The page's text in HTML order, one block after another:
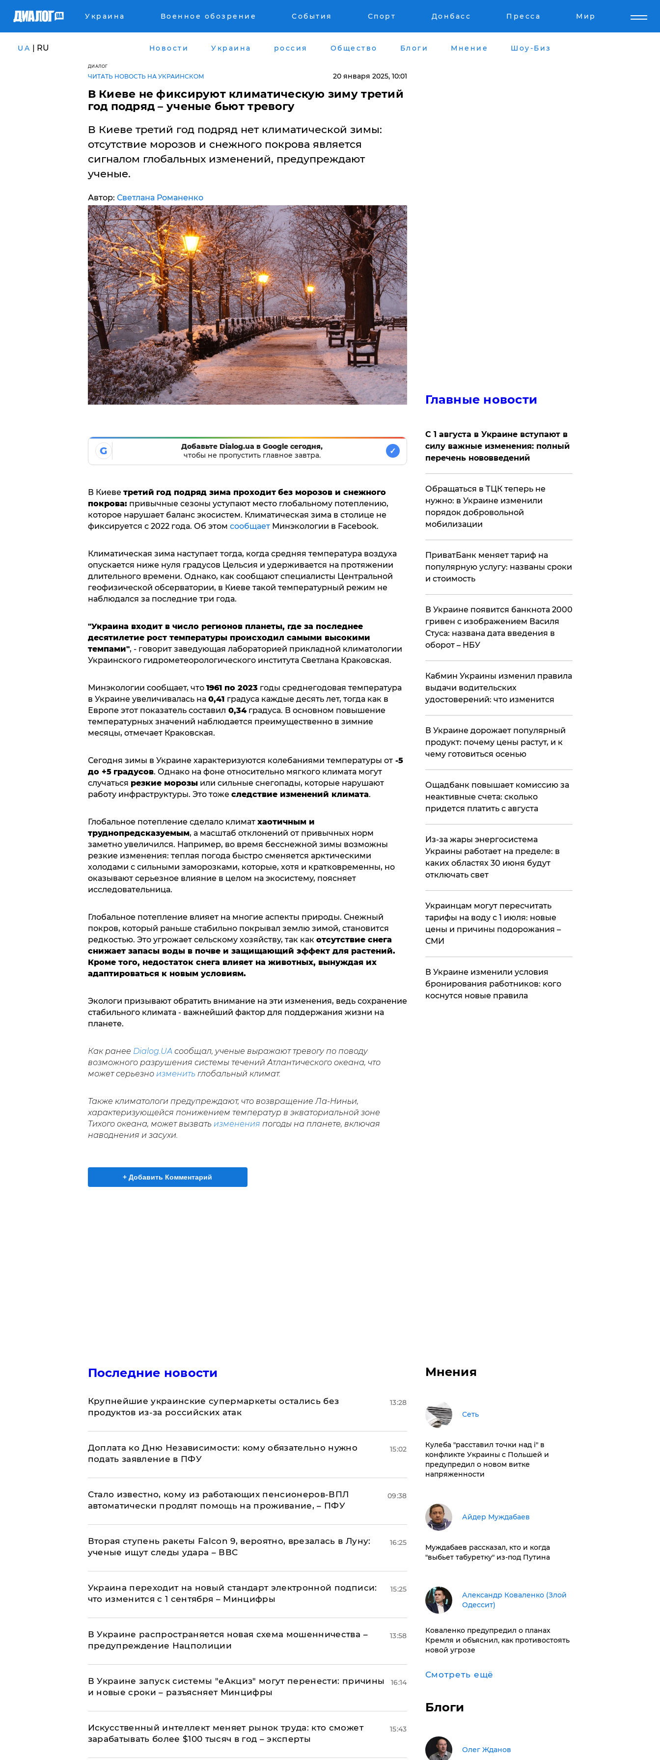
Украина Военное обозрение События Спорт Донбасс Пресса Мир
UA | RU Новости Украина россия Общество Блоги Мнение Шоу-Биз
ДИАЛОГ
ЧИТАТЬ НОВОСТЬ НА УКРАИНСКОМ 20 января 2025, 10:01
В Киеве не фиксируют климатическую зиму третий
год подряд – ученые бьют тревогу
В Киеве третий год подряд нет климатической зимы:
отсутствие морозов и снежного покрова является
сигналом глобальных изменений, предупреждают
ученые.
Автор: Светлана Романенко
G
Добавьте Dialog.ua в Google сегодня,
чтобы не пропустить главное завтра.
✓
В Киеве третий год подряд зима проходит без морозов и снежного
покрова: привычные сезоны уступают место глобальному потеплению,
которое нарушает баланс экосистем. Климатическая зима в столице не
фиксируется с 2022 года. Об этом сообщаетМинэкологии в Fаcebook.
Климатическая зима наступает тогда, когда средняя температура воздуха
опускается ниже нуля градусов Цельсия и удерживается на протяжении
длительного времени. Однако, как сообщают специалисты Центральной
геофизической обсерватории, в Киеве такой температурный режим не
наблюдался за последние три года.
"Украина входит в число регионов планеты, где за последнее
десятилетие рост температуры происходил самыми высокими
темпами", - говорит заведующая лабораторией прикладной климатологии
Украинского гидрометеорологического института Светлана Краковская.
Минэкологии сообщает, что 1961 по 2023годы среднегодовая температура
в Украине увеличивалась на 0,41 градуса каждые десять лет, тогда как в
Европе этот показатель составил 0,34градуса. В основном повышение
температурных значений наблюдается преимущественно в зимние
месяцы, отмечает Краковская.
Сегодня зимы в Украине характеризуются колебаниями температуры от-5
до +5 градусов. Однако на фоне относительно мягкого климата могут
случаться резкие морозыили сильные снегопады, которые нарушают
работу инфраструктуры. Это тоже следствие изменений климата.
Глобальное потепление сделало климат хаотичным и
труднопредсказуемым, а масштаб отклонений от привычных норм
заметно увеличился. Например, во время бесснежной зимы возможны
резкие изменения: теплая погода быстро сменяется арктическими
холодами с сильными заморозками, которые, хотя и кратковременны, но
оказывают серьезное влияние в целом на экосистему, поясняет
исследовательница.
Глобальное потепление влияет на многие аспекты природы. Снежный
покров, который раньше стабильно покрывал землю зимой, становится
редкостью. Это угрожает сельскому хозяйству, так как отсутствие снега
снижает запасы воды в почве и защищающий эффект для растений.
Кроме того, недостаток снега влияет на животных, вынуждая их
адаптироваться к новым условиям.
Экологи призывают обратить внимание на эти изменения, ведь сохранение
стабильного климата - важнейший фактор для поддержания жизни на
планете.
Как ранее Dialog.UAсообщал, ученые выражают тревогу по поводу
возможного разрушения системы течений Атлантического океана, что
может серьезно изменить глобальный климат.
Также климатологи предупреждают, что возвращение Ла-Ниньи,
характеризующейся понижением температур в экваториальной зоне
Тихого океана, может вызвать изменения погоды на планете, включая
наводнения и засухи.
+ Добавить Комментарий
Последние новости
Крупнейшие украинские супермаркеты остались без
продуктов из-за российских атак
13:28
Доплата ко Дню Независимости: кому обязательно нужно
подать заявление в ПФУ
15:02
Стало известно, кому из работающих пенсионеров-ВПЛ
автоматически продлят помощь на проживание, – ПФУ
09:38
Вторая ступень ракеты Falcon 9, вероятно, врезалась в Луну:
ученые ищут следы удара – ВВС
16:25
Украина переходит на новый стандарт электронной подписи:
что изменится с 1 сентября – Минцифры
15:25
В Украине распространяется новая схема мошенничества –
предупреждение Нацполиции
13:58
В Украине запуск системы "еАкциз" могут перенести: причины
и новые сроки – разъясняет Минцифры
16:14
Искусственный интеллект меняет рынок труда: кто сможет
зарабатывать более $100 тысяч в год – эксперты
15:43
Главные новости
С 1 августа в Украине вступают в
силу важные изменения: полный
перечень нововведений
Обращаться в ТЦК теперь не
нужно: в Украине изменили
порядок добровольной
мобилизации
ПриватБанк меняет тариф на
популярную услугу: названы сроки
и стоимость
В Украине появится банкнота 2000
гривен с изображением Василя
Стуса: названа дата введения в
оборот – НБУ
Кабмин Украины изменил правила
выдачи водительских
удостоверений: что изменится
В Украине дорожает популярный
продукт: почему цены растут, и к
чему готовиться осенью
​Ощадбанк повышает комиссию за
неактивные счета: сколько
придется платить с августа
Из-за жары энергосистема
Украины работает на пределе: в
каких областях 30 июня будут
отключать свет
Украинцам могут пересчитать
тарифы на воду с 1 июля: новые
цены и причины подорожания –
СМИ
В Украине изменили условия
бронирования работников: кого
коснутся новые правила
Мнения
Сеть
Кулеба "расставил точки над і" в
конфликте Украины с Польшей и
предупредил о новом витке
напряженности
Айдер Муждабаев
Муждабаев рассказал, кто и когда
"выбьет табуретку" из-под Путина
Александр Коваленко (Злой
Одессит)
Коваленко предупредил о планах
Кремля и объяснил, как противостоять
новой угрозе
Смотреть ещё
Блоги
Олег Жданов